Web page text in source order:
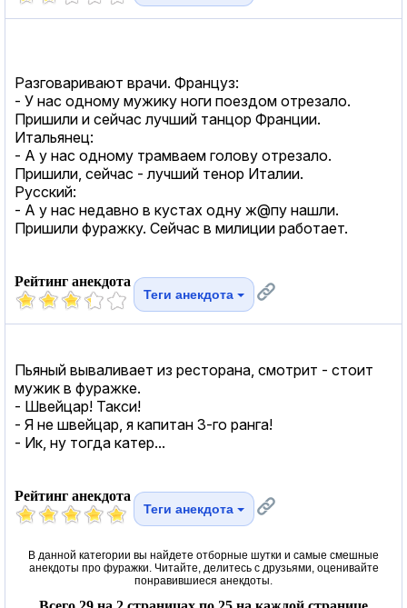
Разговаривают врачи. Француз:
- У нас одному мужику ноги поездом отрезало.
Пришили и сейчас лучший танцор Франции.
Итальянец:
- А у нас одному трамваем голову отрезало.
Пришили, сейчас - лучший тенор Италии.
Русский:
- А у нас недавно в кустах одну ж@пу нашли.
Пришили фуражку. Сейчас в милиции работает.
Рейтинг анекдота
Теги анекдота
Пьяный вываливает из ресторана, смотрит - стоит
мужик в фуражке.
- Швейцар! Такси!
- Я не швейцар, я капитан 3-го ранга!
- Ик, ну тогда катер...
Рейтинг анекдота
Теги анекдота
В данной категории вы найдете отборные шутки и самые смешные
анекдоты про фуражки. Читайте, делитесь с друзьями, оценивайте
понравившиеся анекдоты.